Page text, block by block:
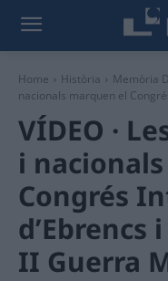
Home Història Memòria
nacionals marquen el
VÍDEO ·
i
Congrés
d’Ebrencs
II Guerra